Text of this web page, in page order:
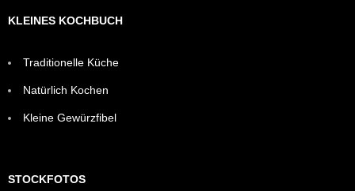
KLEINES KOCHBUCH
Traditionelle Küche
Natürlich Kochen
Kleine Gewürzfibel
STOCKFOTOS